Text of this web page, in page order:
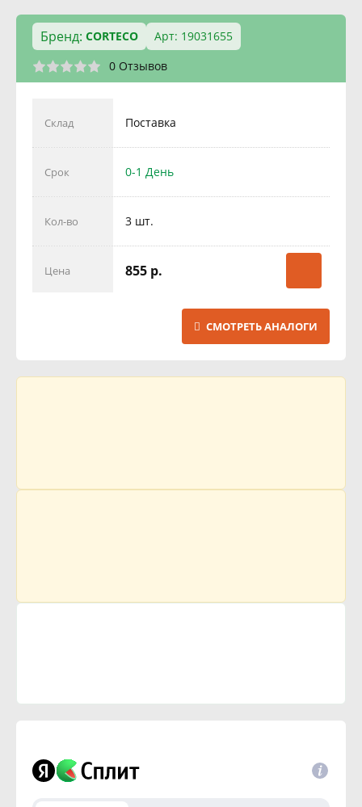
Бренд: CORTECO
Арт: 19031655
0 Отзывов
Склад Поставка
Срок 0-1 День
Кол-во 3 шт.
Цена 855 р.
СМОТРЕТЬ АНАЛОГИ